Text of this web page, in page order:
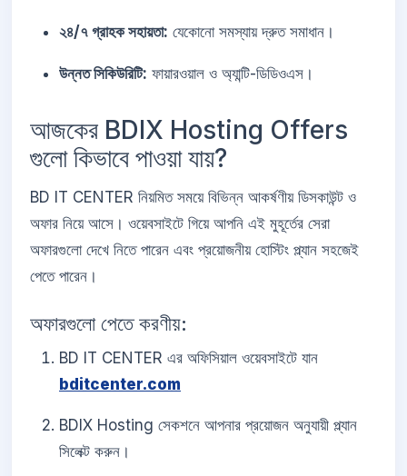
২৪/৭ গ্রাহক সহায়তা: যেকোনো সমস্যায় দ্রুত সমাধান।
উন্নত সিকিউরিটি: ফায়ারওয়াল ও অ্যান্টি-ডিডিওএস।
আজকের BDIX Hosting Offers
গুলো কিভাবে পাওয়া যায়?
BD IT CENTER নিয়মিত সময়ে বিভিন্ন আকর্ষণীয় ডিসকাউন্ট ও
অফার নিয়ে আসে। ওয়েবসাইটে গিয়ে আপনি এই মুহূর্তের সেরা
অফারগুলো দেখে নিতে পারেন এবং প্রয়োজনীয় হোস্টিং প্ল্যান সহজেই
পেতে পারেন।
অফারগুলো পেতে করণীয়:
BD IT CENTER এর অফিসিয়াল ওয়েবসাইটে যান
bditcenter.com
BDIX Hosting সেকশনে আপনার প্রয়োজন অনুযায়ী প্ল্যান
সিলেক্ট করুন।